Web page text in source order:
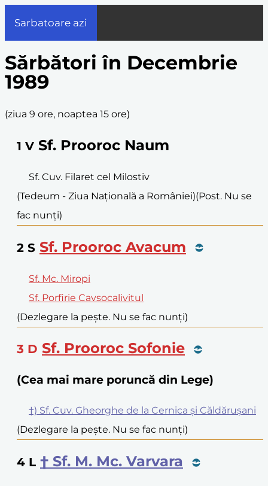
Sarbatoare azi
Sărbători în Decembrie
1989
(ziua 9 ore, noaptea 15 ore)
1 V Sf. Prooroc Naum
Sf. Cuv. Filaret cel Milostiv
(Tedeum - Ziua Națională a României)(Post. Nu se
fac nunți)
2 S Sf. Prooroc Avacum
Sf. Mc. Miropi
Sf. Porfirie Cavsocalivitul
(Dezlegare la pește. Nu se fac nunți)
3 D Sf. Prooroc Sofonie
(Cea mai mare poruncă din Lege)
†) Sf. Cuv. Gheorghe de la Cernica și Căldărușani
(Dezlegare la pește. Nu se fac nunți)
4 L † Sf. M. Mc. Varvara